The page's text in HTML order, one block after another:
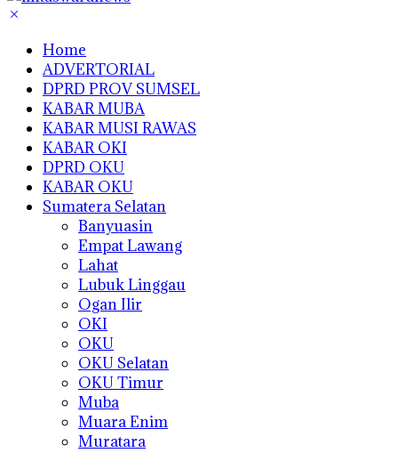
Home
ADVERTORIAL
DPRD PROV SUMSEL
KABAR MUBA
KABAR MUSI RAWAS
KABAR OKI
DPRD OKU
KABAR OKU
Sumatera Selatan
Banyuasin
Empat Lawang
Lahat
Lubuk Linggau
Ogan Ilir
OKI
OKU
OKU Selatan
OKU Timur
Muba
Muara Enim
Muratara